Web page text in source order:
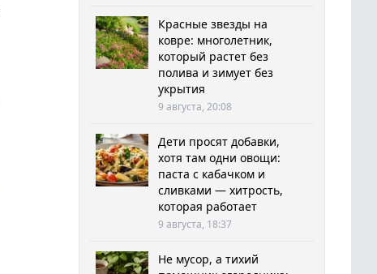
Красные звезды на
ковре: многолетник,
который растет без
полива и зимует без
укрытия
9 августа, 20:08
Дети просят добавки,
хотя там одни овощи:
паста с кабачком и
сливками — хитрость,
которая работает
9 августа, 18:37
Не мусор, а тихий